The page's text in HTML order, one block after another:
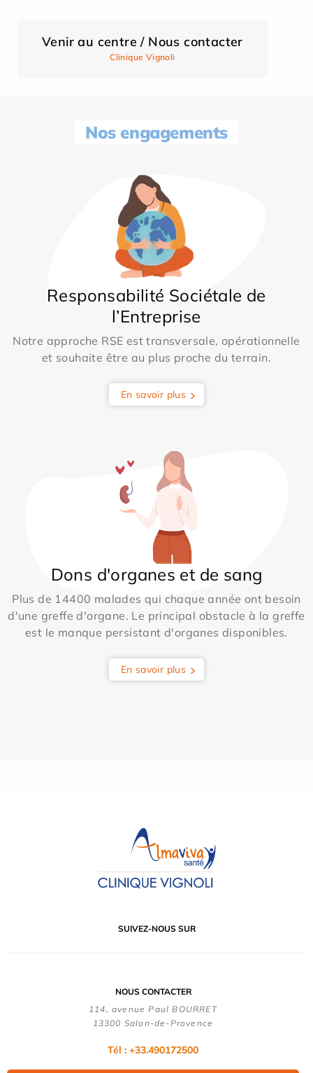
Venir au centre / Nous contacter
Clinique Vignoli
Nos engagements
Responsabilité Sociétale de
l’Entreprise
Notre approche RSE est transversale, opérationnelle
et souhaite être au plus proche du terrain.
En savoir plus
Dons d'organes et de sang
Plus de 14400 malades qui chaque année ont besoin
d'une greffe d'organe. Le principal obstacle à la greffe
est le manque persistant d'organes disponibles.
En savoir plus
SUIVEZ-NOUS SUR
NOUS CONTACTER
114, avenue Paul BOURRET
13300 Salon-de-Provence
Tél : +33.490172500